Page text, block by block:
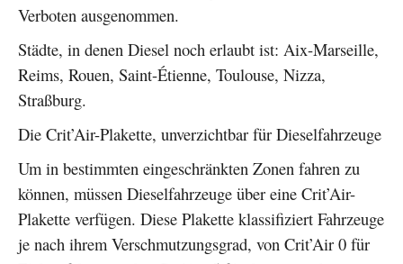
Verboten ausgenommen.
Städte, in denen Diesel noch erlaubt ist: Aix-Marseille,
Reims, Rouen, Saint-Étienne, Toulouse, Nizza,
Straßburg.
Die Crit’Air-Plakette, unverzichtbar für Dieselfahrzeuge
Um in bestimmten eingeschränkten Zonen fahren zu
können, müssen Dieselfahrzeuge über eine Crit’Air-
Plakette verfügen. Diese Plakette klassifiziert Fahrzeuge
je nach ihrem Verschmutzungsgrad, von Crit’Air 0 für